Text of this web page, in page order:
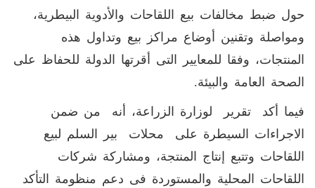
حول ضبط مخالفات بيع اللقاحات والأدوية البيطرية،
ومواصلة وتقنين أوضاع مراكز بيع وتداول هذه
المنتجات، وفقا للمعايير التى أقرتها الدولة للحفاظ على
الصحة العامة والبيئة.
فيما أكد تقرير لوزارة الزراعة، أنه من ضمن
الاجراءات السيطرة على محلات بير السلم لبيع
اللقاحات وتتبع إنتاج المنتجة، ومشاركة شركات
اللقاحات المحلية والمستوردة فى دعم منظومة التأكد